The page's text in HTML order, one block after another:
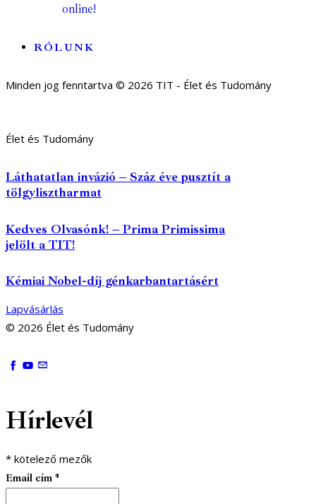
online!
RÓLUNK
Minden jog fenntartva © 2026 TIT - Élet és Tudomány
Élet és Tudomány
Láthatatlan invázió – Száz éve pusztít a
tölgylisztharmat
Kedves Olvasónk! – Prima Primissima
jelölt a TIT!
Kémiai Nobel-díj génkarbantartásért
Lapvásárlás
© 2026 Élet és Tudomány
facebook-
youtube-
email
Hírlevél
* kötelező mezők
Email cím *